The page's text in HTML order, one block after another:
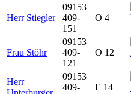
Herr Stiegler
09153
409-
151
O 4
Frau Stöhr
09153
409-
121
O 12
Herr
09153
409-
E 14